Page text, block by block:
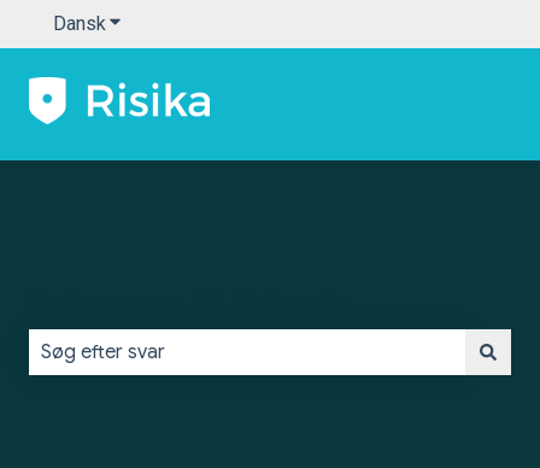
DanskVis undermenu for oversættelser